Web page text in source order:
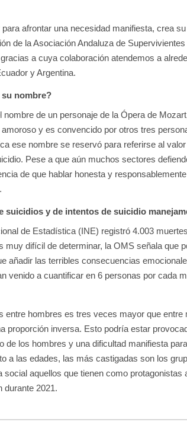
afrontar una necesidad manifiesta, crea
de la Asociación Andaluza de
gracias a cuya colaboración atendemos a
y Argentina.
su nombre?
nombre de un personaje de la Ópera de
y es convencido por otros tres
ese nombre se reservó para referirse al
Pese a que aún muchos sectores
de que hablar honesta y
suicidios y de intentos de suicidio
de Estadística (INE) registró 4.003
muy difícil de determinar, la OMS señala que
añadir las terribles consecuencias
venido a cuantificar en 6 personas por cada
entre hombres es tres veces mayor que
proporción inversa. Esto podría estar
de los hombres y una dificultad manifiesta
a las edades, las más castigadas son los
social aquellos que tienen como
durante 2021.